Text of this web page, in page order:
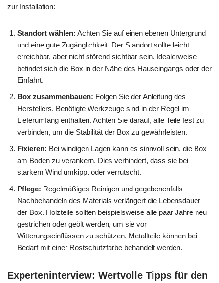
zur Installation:
Standort wählen: Achten Sie auf einen ebenen Untergrund
und eine gute Zugänglichkeit. Der Standort sollte leicht
erreichbar, aber nicht störend sichtbar sein. Idealerweise
befindet sich die Box in der Nähe des Hauseingangs oder der
Einfahrt.
Box zusammenbauen: Folgen Sie der Anleitung des
Herstellers. Benötigte Werkzeuge sind in der Regel im
Lieferumfang enthalten. Achten Sie darauf, alle Teile fest zu
verbinden, um die Stabilität der Box zu gewährleisten.
Fixieren: Bei windigen Lagen kann es sinnvoll sein, die Box
am Boden zu verankern. Dies verhindert, dass sie bei
starkem Wind umkippt oder verrutscht.
Pflege: Regelmäßiges Reinigen und gegebenenfalls
Nachbehandeln des Materials verlängert die Lebensdauer
der Box. Holzteile sollten beispielsweise alle paar Jahre neu
gestrichen oder geölt werden, um sie vor
Witterungseinflüssen zu schützen. Metallteile können bei
Bedarf mit einer Rostschutzfarbe behandelt werden.
Experteninterview: Wertvolle Tipps für den